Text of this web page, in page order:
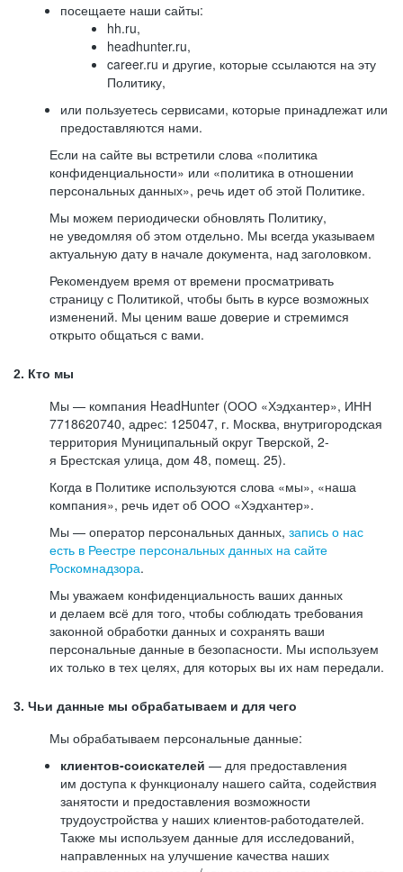
посещаете наши сайты:
hh.ru,
headhunter.ru,
career.ru и другие, которые ссылаются на эту
Политику,
или пользуетесь сервисами, которые принадлежат или
предоставляются нами.
Если на сайте вы встретили слова «политика
конфиденциальности» или «политика в отношении
персональных данных», речь идет об этой Политике.
Мы можем периодически обновлять Политику,
не уведомляя об этом отдельно. Мы всегда указываем
актуальную дату в начале документа, над заголовком.
Рекомендуем время от времени просматривать
страницу с Политикой, чтобы быть в курсе возможных
изменений. Мы ценим ваше доверие и стремимся
открыто общаться с вами.
2. Кто мы
Мы — компания HeadHunter (ООО «Хэдхантер», ИНН
7718620740, адрес: 125047, г. Москва, внутригородская
территория Муниципальный округ Тверской, 2-
я Брестская улица, дом 48, помещ. 25).
Когда в Политике используются слова «мы», «наша
компания», речь идет об ООО «Хэдхантер».
Мы — оператор персональных данных, запись о нас
есть в Реестре персональных данных на сайте
Роскомнадзора.
Мы уважаем конфиденциальность ваших данных
и делаем всё для того, чтобы соблюдать требования
законной обработки данных и сохранять ваши
персональные данные в безопасности. Мы используем
их только в тех целях, для которых вы их нам передали.
3. Чьи данные мы обрабатываем и для чего
Мы обрабатываем персональные данные:
клиентов-соискателей — для предоставления
им доступа к функционалу нашего сайта, содействия
занятости и предоставления возможности
трудоустройства у наших клиентов-работодателей.
Также мы используем данные для исследований,
направленных на улучшение качества наших